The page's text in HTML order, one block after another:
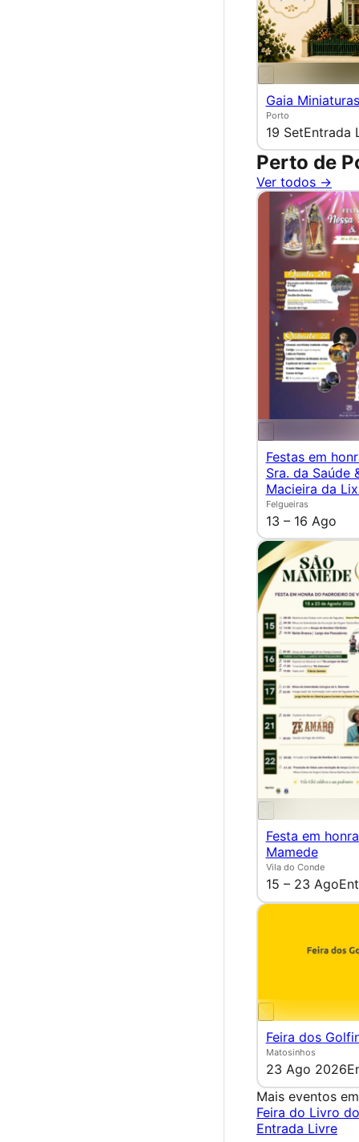
Gaia
Porto
19 SetEntrada
Perto de
Ver todos →
Festas em
Sra. da Saúde
Macieira da
Felgueiras
13 – 16 Ago
Festa em
Mamede
Vila do Conde
15 – 23 Ago
Feira dos
Matosinhos
23 Ago 2026
Mais eventos
Feira do Livro
Entrada Livre